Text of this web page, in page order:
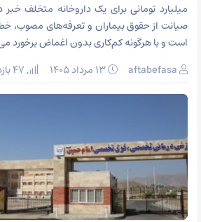
میلیارد تومانی برای یک داروخانه متخلف خبر
صیانت از حقوق بیماران و تعرفه‌های مصوب،
است و با هرگونه کم‌کاری بدون اغماض برخورد
aftabefasa